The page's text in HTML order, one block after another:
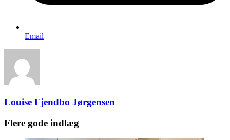
Email
Louise Fjendbo Jørgensen
Flere gode indlæg